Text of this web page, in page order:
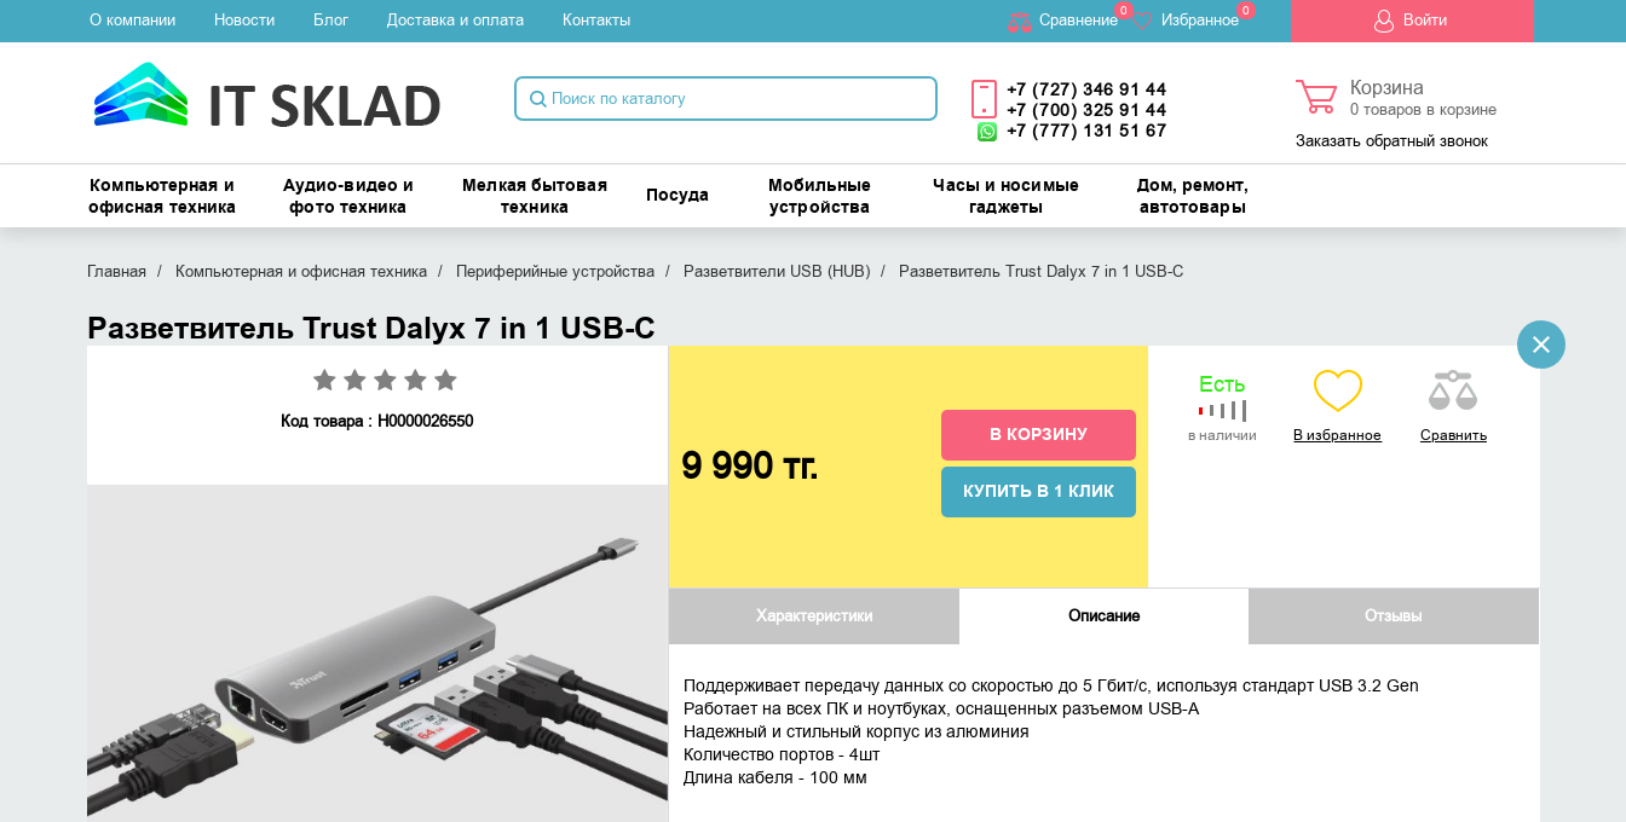
О компании Новости Блог Доставка и оплата Контакты Cравнение0 Избранное 0 Войти
+7 (727) 346 91 44
+7 (700) 325 91 44
+7 (777) 131 51 67
Корзина
0товаров в корзине
Заказать обратный звонок
Компьютерная и
офисная техника
Аудио-видео и
фото техника
Мелкая бытовая
техника
Посуда
Мобильные
устройства
Часы и носимые
гаджеты
Дом, ремонт,
автотовары
Главная Компьютерная и офисная техника Периферийные устройства Разветвители USB (HUB) Разветвитель Trust Dalyx 7 in 1 USB-C
Разветвитель Trust Dalyx 7 in 1 USB-C
Код товара : Н0000026550
9 990 тг.
В КОРЗИНУ
КУПИТЬ В 1 КЛИК
Есть
в наличии В избранное Сравнить
Характеристики Описание Отзывы
Поддерживает передачу данных со скоростью до 5 Гбит/с, используя стандарт USB 3.2 Gen
Работает на всех ПК и ноутбуках, оснащенных разъемом USB-A
Надежный и стильный корпус из алюминия
Количество портов - 4шт
Длина кабеля - 100 мм